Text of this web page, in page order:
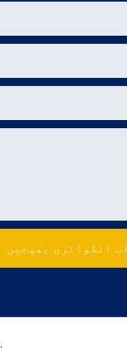
اب انکوائری بھیجیں